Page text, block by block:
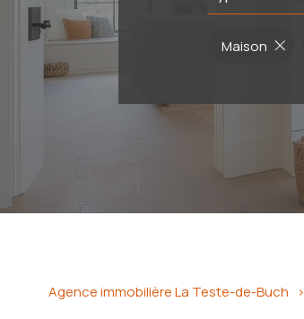
Maison
Agence immobilière La Teste-de-Buch